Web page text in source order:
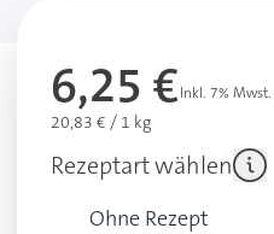
6,25 €Inkl. 7% Mwst.
20,83 € / 1 kg
Rezeptart wählen
Ohne Rezept